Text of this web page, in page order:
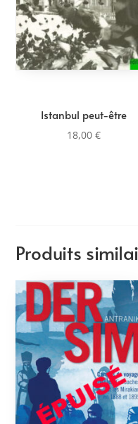
Istanbul peut-être
18,00€
Produits